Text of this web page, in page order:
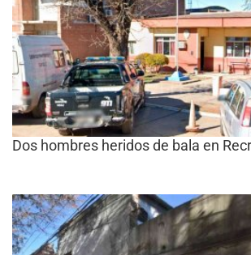
Dos hombres heridos de bala en